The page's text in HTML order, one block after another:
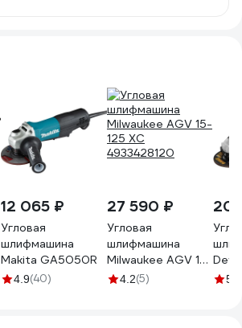
12 065 ₽
Угловая
шлифмашина
Makita GA5050R
4.9(40)
27 590 ₽
Угловая
шлифмашина
Milwaukee AGV 15-
125 XC
4.2(5)
20
5